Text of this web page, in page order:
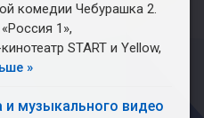
комедии Чебурашка 2.
1»,
START и Yellow,
»
и музыкального видео